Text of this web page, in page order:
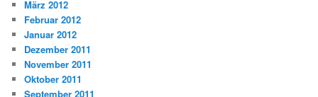
März 2012
Februar 2012
Januar 2012
Dezember 2011
November 2011
Oktober 2011
September 2011